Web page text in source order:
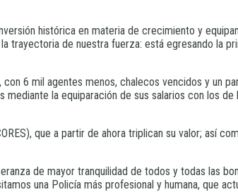
histórica en materia de crecimiento y
trayectoria de nuestra fuerza: está egresando la
6 mil agentes menos, chalecos vencidos y un
la equiparación de sus salarios con los
que a partir de ahora triplican su valor; así
de mayor tranquilidad de todos y todas las
una Policía más profesional y humana, que